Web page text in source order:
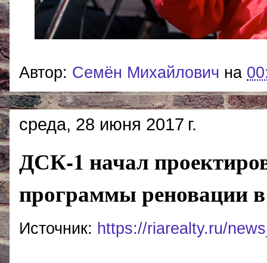
Автор: Cемён Михайлович на
среда, 28 июня 2017 г.
ДСК-1 начал
программы реновации
Источник: https://riarealty.ru/